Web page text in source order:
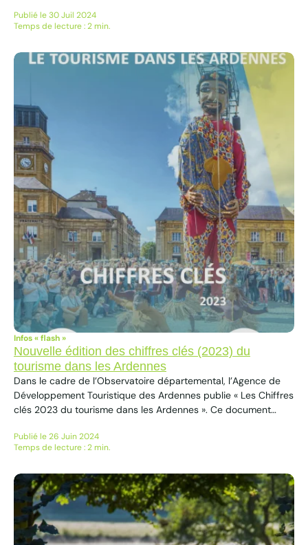
2023 » via le lien suivant Principaux enseignements : Les
principales informations concernent le retour des clientèles
Publié le 30 Juil 2024
Temps de lecture : 2 min.
Nouvelle édition des chiffres clés (2023) du
tourisme dans les Ardennes
Infos « flash »
Dans le cadre de l’Observatoire départemental, l’Agence de
Développement Touristique des Ardennes publie « Les Chiffres
clés 2023 du tourisme dans les Ardennes ». Ce document
ardennaise en 2023, avec ses principales caractéristiques
classées par types d’activités ou par territoires : hébergement,
Publié le 26 Juin 2024
Temps de lecture : 2 min.